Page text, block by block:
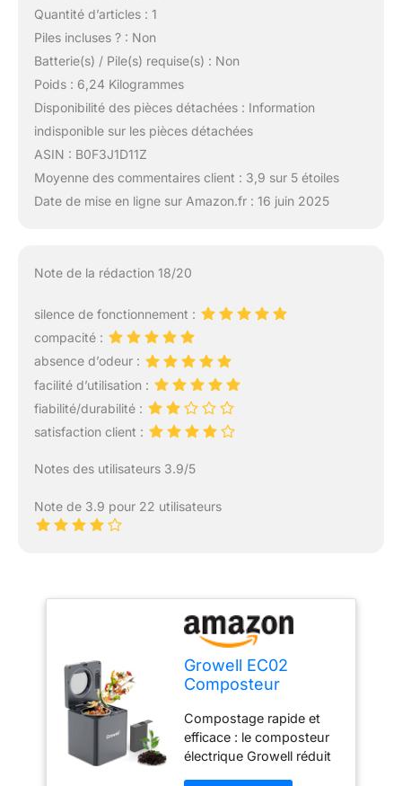
Quantité d’articles : 1
Piles incluses ? : Non
Batterie(s) / Pile(s) requise(s) : Non
Poids : 6,24 Kilogrammes
Disponibilité des pièces détachées : Information
indisponible sur les pièces détachées
ASIN : B0F3J1D11Z
Moyenne des commentaires client : 3,9 sur 5 étoiles
Date de mise en ligne sur Amazon.fr : 16 juin 2025
Note de la rédaction 18/20
silence de fonctionnement :
compacité :
absence d’odeur :
facilité d’utilisation :
fiabilité/durabilité :
satisfaction client :
Notes des utilisateurs 3.9/5
Note de 3.9 pour 22 utilisateurs
Growell EC02
Composteur
Cuisine intérieure,
bac à Compost de
comptoir de 2,5 L,
Machine de
Compostage rapide et
efficace : le composteur
électrique Growell réduit